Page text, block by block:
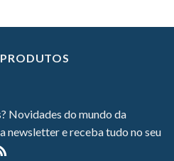
Novidades do mundo da
newsletter e receba tudo no seu